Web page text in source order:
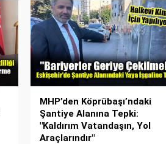
MHP’den Köprübaşı’ndaki
Şantiye Alanına Tepki:
"Kaldırım Vatandaşın, Yol
Araçlarındır"